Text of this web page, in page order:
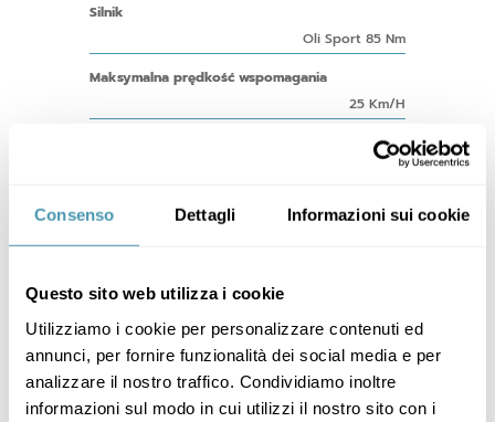
Consenso Dettagli Informazioni sui cookie
Questo sito web utilizza i cookie
Utilizziamo i cookie per personalizzare contenuti ed
annunci, per fornire funzionalità dei social media e per
analizzare il nostro traffico. Condividiamo inoltre
informazioni sul modo in cui utilizzi il nostro sito con i
Silnik
Oli Sport 85 Nm
Maksymalna prędkość wspomagania
25 Km/H
5 poziomów
Bateria
Display
Color Lcd
Przewidywany zasięg
Średni (poziom 3) 80 km – Maksymalny (poziom
1) 160 Km